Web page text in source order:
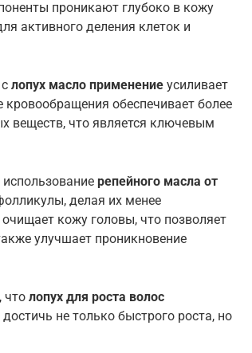
проникают глубоко в кожу
активного деления клеток и
лопух масло применение усиливает
обеспечивает более
веществ, что является ключевым
репейного масла от
делая их менее
кожу головы, что позволяет
улучшает проникновение
что лопух для роста волос
не только быстрого роста, но